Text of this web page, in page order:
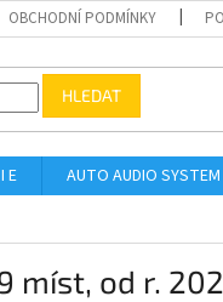
OBCHODNÍ PODMÍNKY
HLEDAT
E AUTO AUDIO SYSTEM
míst, od r.